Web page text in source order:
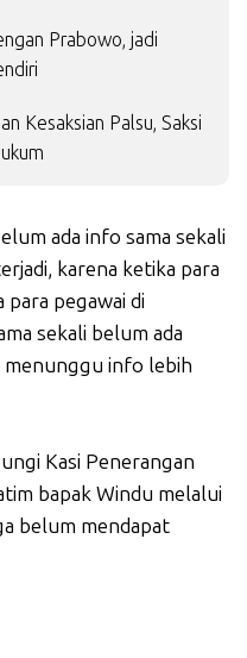
Prabowo, jadi
Kesaksian Palsu, Saksi
ada info sama sekali
karena ketika para
pegawai di
sekali belum ada
menunggu info lebih
Kasi Penerangan
bapak Windu melalui
belum mendapat